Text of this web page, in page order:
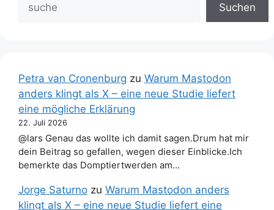
Suchen
Petra van Cronenburg zu Warum Mastodon
anders klingt als X – eine neue Studie liefert
eine mögliche Erklärung
22. Juli 2026
@lars Genau das wollte ich damit sagen.Drum hat mir
dein Beitrag so gefallen, wegen dieser Einblicke.Ich
bemerkte das Domptiertwerden am…
Jorge Saturno zu Warum Mastodon anders
klingt als X – eine neue Studie liefert eine